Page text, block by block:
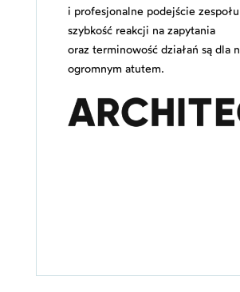
i profesjonalne podejście
szybkość reakcji na zapytania
oraz terminowość działań są dla
ogromnym atutem.